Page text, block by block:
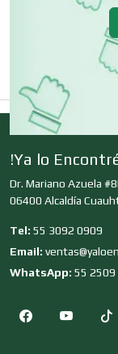
!Ya lo
Dr. Mariano Azuela
06400 Alcaldía
Tel: 55 3092 0909
Email:
WhatsApp: 55 2509